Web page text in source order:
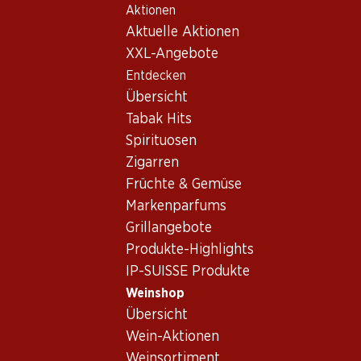
Aktionen
Aktuelle Aktionen
XXL-Angebote
Entdecken
Übersicht
Tabak Hits
Spirituosen
Zigarren
Früchte & Gemüse
Markenparfums
Grillangebote
Produkte-Highlights
IP-SUISSE Produkte
Weinshop
Übersicht
Wein-Aktionen
Wein/Champagner
Tessin
Brivio Prà Oro Merlot Riserva Ticino DOC
Vorderseite Rückseite